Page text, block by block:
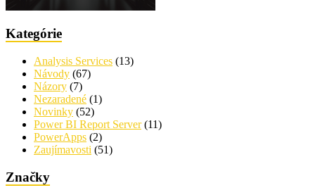
Kategórie
Analysis Services (13)
Návody (67)
Názory (7)
Nezaradené (1)
Novinky (52)
Power BI Report Server(11)
PowerApps (2)
Zaujímavosti (51)
Značky